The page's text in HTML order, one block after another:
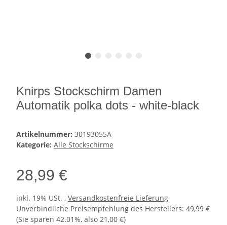
Knirps Stockschirm Damen
Automatik polka dots - white-black
Artikelnummer: 30193055A
Kategorie: Alle Stockschirme
28,99 €
inkl. 19% USt. , Versandkostenfreie Lieferung
Unverbindliche Preisempfehlung des Herstellers: 49,99 €
(Sie sparen 42.01%, also 21,00 €)